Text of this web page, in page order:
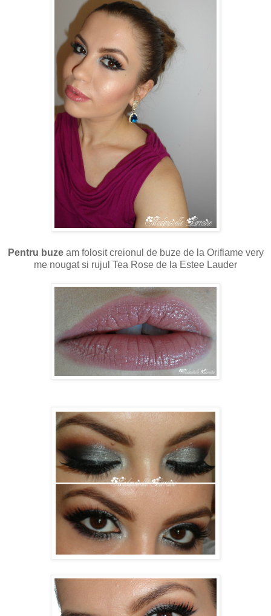
Pentru buzeam folosit creionul de buze de la Oriflame very
me nougat si rujul Tea Rose de la Estee Lauder